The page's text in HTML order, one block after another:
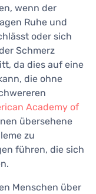
wenn der
Ruhe und
oder sich
Schmerz
da dies auf eine
die ohne
Academy of
übersehene
zu
führen, die sich
Menschen über